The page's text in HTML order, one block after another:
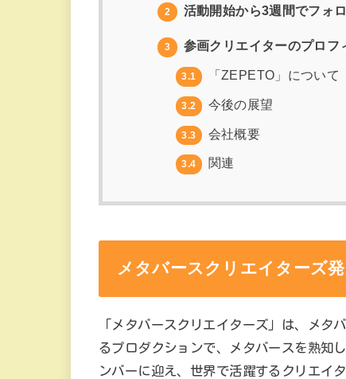
2 活動開始から3週間でフォ
3 参画クリエイターのプロフ
3.1 「ZEPETO」について
3.2 今後の展望
3.3 会社概要
3.4 関連
メタバースクリエイターズ
「メタバースクリエイターズ」は、メタ
るプロダクションで、メタバースを熟知
ンバーに迎え、世界で活躍するクリエイ